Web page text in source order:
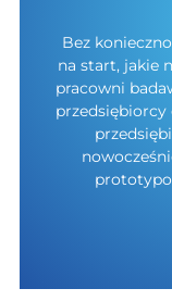
Bez
na start, jakie
pracowni
przedsiębiorcy